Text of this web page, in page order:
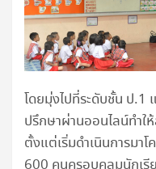
โดยมุ่งไปที่ระดับชั้น ป.1
ปรึกษาผ่านออนไลน์ทำใ
ตั้งแต่เริ่มดำเนินการมา